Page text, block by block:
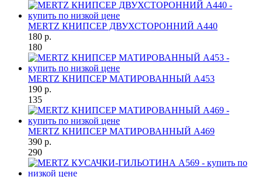
MERTZ КНИПСЕР ДВУХСТОРОННИЙ A440
180 р.
180
MERTZ КНИПСЕР МАТИРОВАННЫЙ A453
190 р.
135
MERTZ КНИПСЕР МАТИРОВАННЫЙ A469
390 р.
290